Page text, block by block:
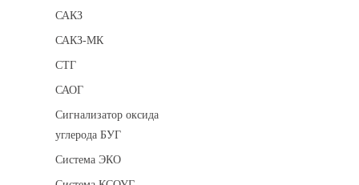
САКЗ
САКЗ-МК
СТГ
САОГ
Сигнализатор оксида
углерода БУГ
Система ЭКО